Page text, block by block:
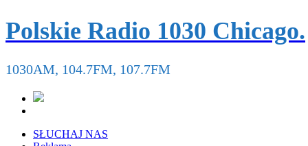
Polskie Radio 1030 Chicago.
1030AM, 104.7FM, 107.7FM
SŁUCHAJ NAS